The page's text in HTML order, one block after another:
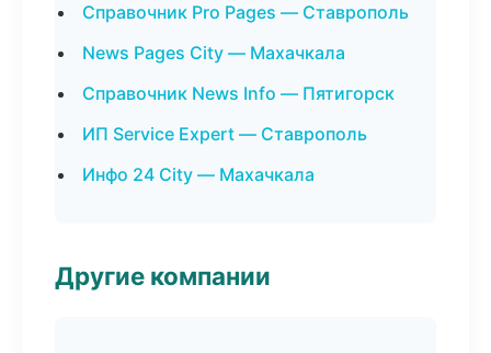
Справочник Pro Pages — Ставрополь
News Pages City — Махачкала
Справочник News Info — Пятигорск
ИП Service Expert — Ставрополь
Инфо 24 City — Махачкала
Другие компании